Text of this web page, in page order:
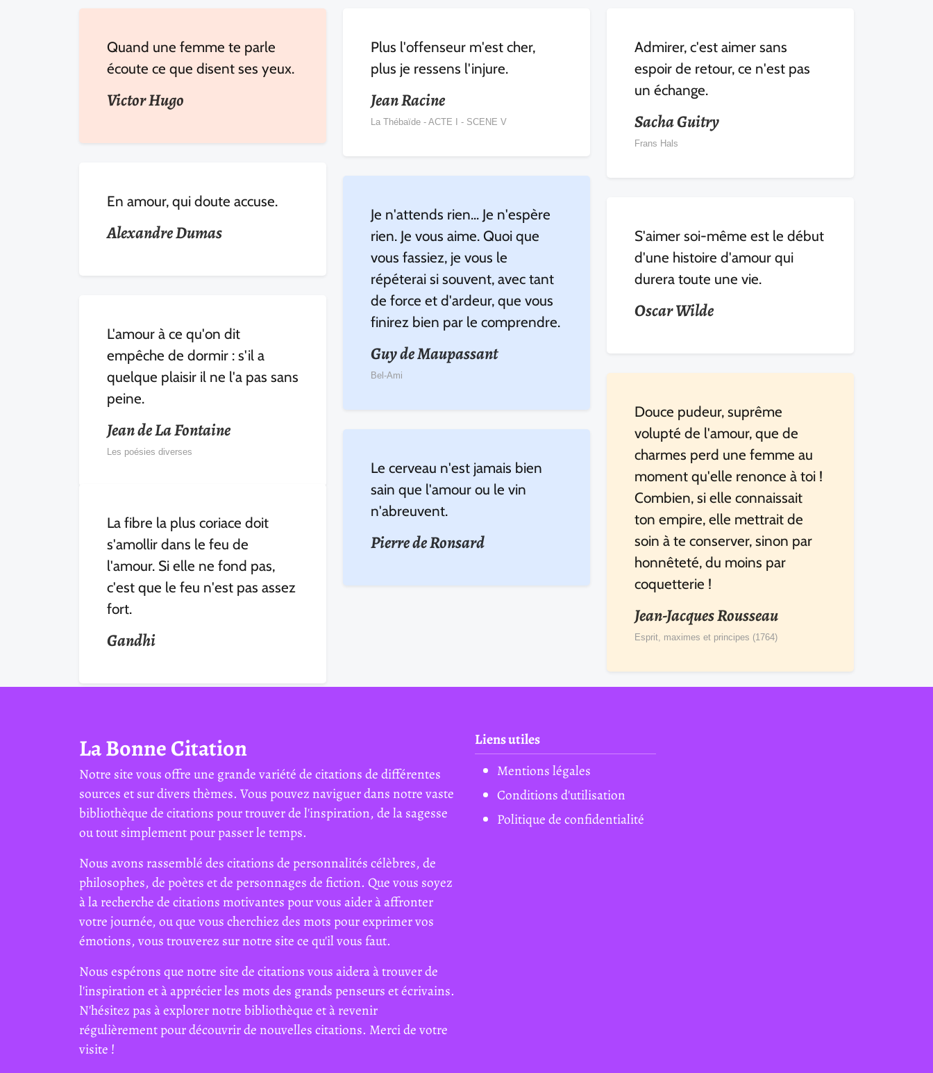
Quand une femme te parle
écoute ce que disent ses yeux.
Victor Hugo
Plus l'offenseur m'est cher,
plus je ressens l'injure.
Jean Racine
La Thébaïde - ACTE I - SCENE V
Admirer, c'est aimer sans
espoir de retour, ce n'est pas
un échange.
Sacha Guitry
Frans Hals
En amour, qui doute accuse.
Alexandre Dumas
Je n'attends rien... Je n'espère
rien. Je vous aime. Quoi que
vous fassiez, je vous le
répéterai si souvent, avec tant
de force et d'ardeur, que vous
finirez bien par le comprendre.
Guy de Maupassant
Bel-Ami
S'aimer soi-même est le début
d'une histoire d'amour qui
durera toute une vie.
Oscar Wilde
L'amour à ce qu'on dit
empêche de dormir : s'il a
quelque plaisir il ne l'a pas sans
peine.
Jean de La Fontaine
Les poésies diverses
Douce pudeur, suprême
volupté de l'amour, que de
charmes perd une femme au
moment qu'elle renonce à toi !
Combien, si elle connaissait
ton empire, elle mettrait de
soin à te conserver, sinon par
honnêteté, du moins par
coquetterie !
Jean-Jacques Rousseau
Esprit, maximes et principes (1764)
Le cerveau n'est jamais bien
sain que l'amour ou le vin
n'abreuvent.
Pierre de Ronsard
La fibre la plus coriace doit
s'amollir dans le feu de
l'amour. Si elle ne fond pas,
c'est que le feu n'est pas assez
fort.
Gandhi
La Bonne Citation
Notre site vous offre une grande variété de citations de différentes
sources et sur divers thèmes. Vous pouvez naviguer dans notre vaste
bibliothèque de citations pour trouver de l'inspiration, de la sagesse
ou tout simplement pour passer le temps.
Nous avons rassemblé des citations de personnalités célèbres, de
philosophes, de poètes et de personnages de fiction. Que vous soyez
à la recherche de citations motivantes pour vous aider à affronter
votre journée, ou que vous cherchiez des mots pour exprimer vos
émotions, vous trouverez sur notre site ce qu'il vous faut.
Nous espérons que notre site de citations vous aidera à trouver de
l'inspiration et à apprécier les mots des grands penseurs et écrivains.
N'hésitez pas à explorer notre bibliothèque et à revenir
régulièrement pour découvrir de nouvelles citations. Merci de votre
visite !
Liens utiles
Mentions légales
Conditions d'utilisation
Politique de confidentialité